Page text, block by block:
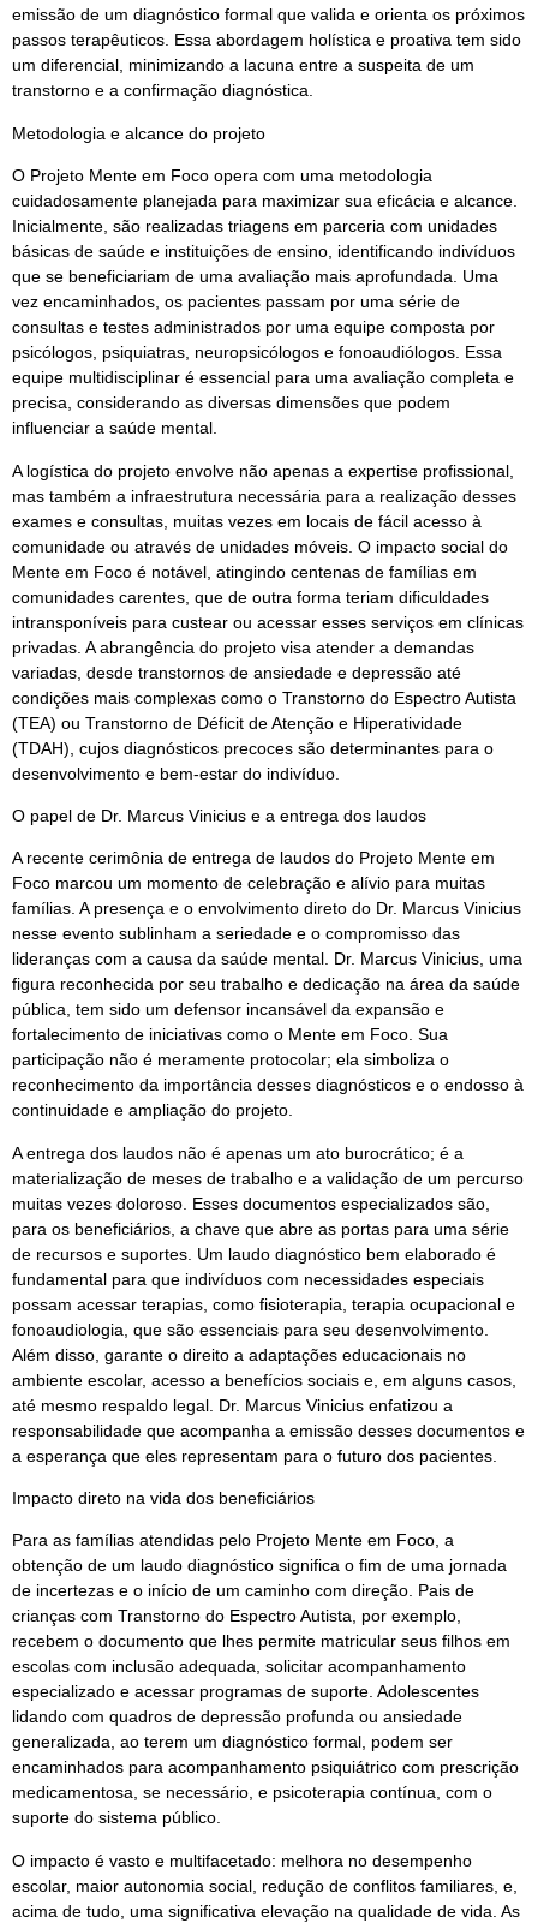
emissão de um diagnóstico formal que valida e orienta os próximos
passos terapêuticos. Essa abordagem holística e proativa tem sido
um diferencial, minimizando a lacuna entre a suspeita de um
transtorno e a confirmação diagnóstica.
Metodologia e alcance do projeto
O Projeto Mente em Foco opera com uma metodologia
cuidadosamente planejada para maximizar sua eficácia e alcance.
Inicialmente, são realizadas triagens em parceria com unidades
básicas de saúde e instituições de ensino, identificando indivíduos
que se beneficiariam de uma avaliação mais aprofundada. Uma
vez encaminhados, os pacientes passam por uma série de
consultas e testes administrados por uma equipe composta por
psicólogos, psiquiatras, neuropsicólogos e fonoaudiólogos. Essa
equipe multidisciplinar é essencial para uma avaliação completa e
precisa, considerando as diversas dimensões que podem
influenciar a saúde mental.
A logística do projeto envolve não apenas a expertise profissional,
mas também a infraestrutura necessária para a realização desses
exames e consultas, muitas vezes em locais de fácil acesso à
comunidade ou através de unidades móveis. O impacto social do
Mente em Foco é notável, atingindo centenas de famílias em
comunidades carentes, que de outra forma teriam dificuldades
intransponíveis para custear ou acessar esses serviços em clínicas
privadas. A abrangência do projeto visa atender a demandas
variadas, desde transtornos de ansiedade e depressão até
condições mais complexas como o Transtorno do Espectro Autista
(TEA) ou Transtorno de Déficit de Atenção e Hiperatividade
(TDAH), cujos diagnósticos precoces são determinantes para o
desenvolvimento e bem-estar do indivíduo.
O papel de Dr. Marcus Vinicius e a entrega dos laudos
A recente cerimônia de entrega de laudos do Projeto Mente em
Foco marcou um momento de celebração e alívio para muitas
famílias. A presença e o envolvimento direto do Dr. Marcus Vinicius
nesse evento sublinham a seriedade e o compromisso das
lideranças com a causa da saúde mental. Dr. Marcus Vinicius, uma
figura reconhecida por seu trabalho e dedicação na área da saúde
pública, tem sido um defensor incansável da expansão e
fortalecimento de iniciativas como o Mente em Foco. Sua
participação não é meramente protocolar; ela simboliza o
reconhecimento da importância desses diagnósticos e o endosso à
continuidade e ampliação do projeto.
A entrega dos laudos não é apenas um ato burocrático; é a
materialização de meses de trabalho e a validação de um percurso
muitas vezes doloroso. Esses documentos especializados são,
para os beneficiários, a chave que abre as portas para uma série
de recursos e suportes. Um laudo diagnóstico bem elaborado é
fundamental para que indivíduos com necessidades especiais
possam acessar terapias, como fisioterapia, terapia ocupacional e
fonoaudiologia, que são essenciais para seu desenvolvimento.
Além disso, garante o direito a adaptações educacionais no
ambiente escolar, acesso a benefícios sociais e, em alguns casos,
até mesmo respaldo legal. Dr. Marcus Vinicius enfatizou a
responsabilidade que acompanha a emissão desses documentos e
a esperança que eles representam para o futuro dos pacientes.
Impacto direto na vida dos beneficiários
Para as famílias atendidas pelo Projeto Mente em Foco, a
obtenção de um laudo diagnóstico significa o fim de uma jornada
de incertezas e o início de um caminho com direção. Pais de
crianças com Transtorno do Espectro Autista, por exemplo,
recebem o documento que lhes permite matricular seus filhos em
escolas com inclusão adequada, solicitar acompanhamento
especializado e acessar programas de suporte. Adolescentes
lidando com quadros de depressão profunda ou ansiedade
generalizada, ao terem um diagnóstico formal, podem ser
encaminhados para acompanhamento psiquiátrico com prescrição
medicamentosa, se necessário, e psicoterapia contínua, com o
suporte do sistema público.
O impacto é vasto e multifacetado: melhora no desempenho
escolar, maior autonomia social, redução de conflitos familiares, e,
acima de tudo, uma significativa elevação na qualidade de vida. As